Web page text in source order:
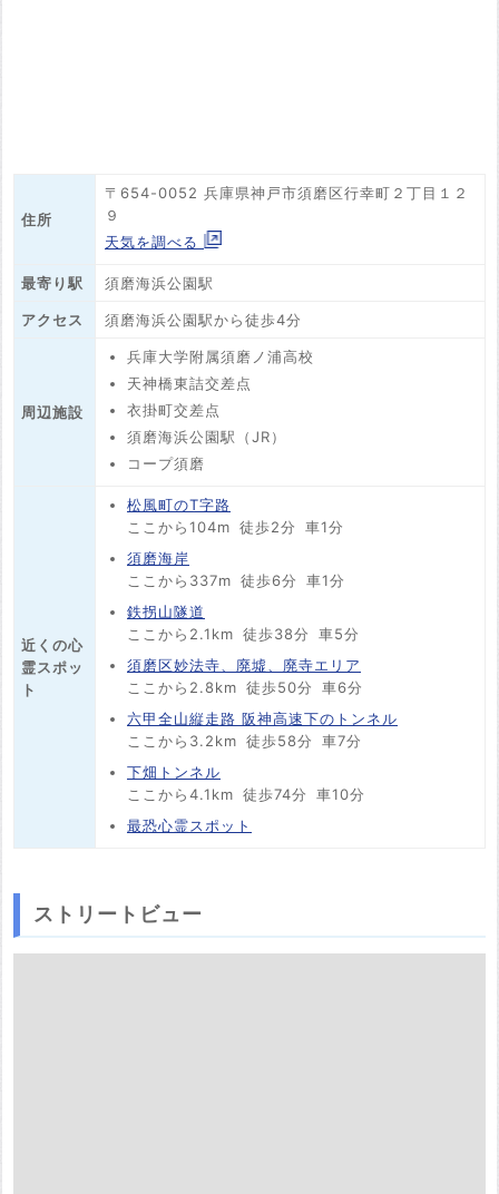
住所
〒654-0052 兵庫県神戸市須磨区行幸町２丁目１２
９
天気を調べる
最寄り駅 須磨海浜公園駅
アクセス 須磨海浜公園駅から徒歩4分
周辺施設
兵庫大学附属須磨ノ浦高校
天神橋東詰交差点
衣掛町交差点
須磨海浜公園駅（JR）
コープ須磨
近くの心
霊スポッ
ト
松風町のT字路
ここから104m 徒歩2分
車1分
須磨海岸
ここから337m 徒歩6分
車1分
鉄拐山隧道
ここから2.1km 徒歩38分
車5分
須磨区妙法寺、廃墟、廃寺エリア
ここから2.8km 徒歩50分
車6分
六甲全山縦走路 阪神高速下のトンネル
ここから3.2km 徒歩58分
車7分
下畑トンネル
ここから4.1km 徒歩74分
車10分
最恐心霊スポット
ストリートビュー